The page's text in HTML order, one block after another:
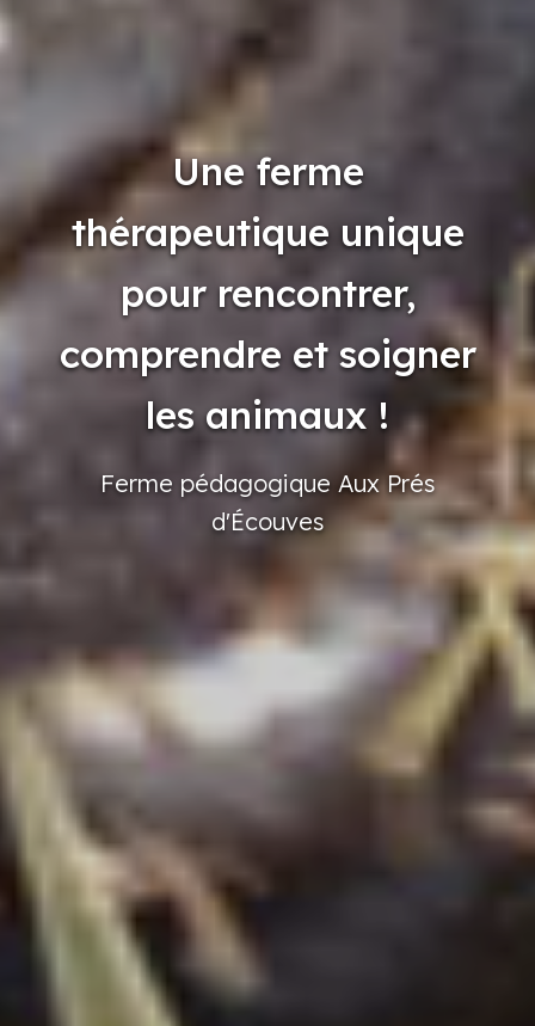
Une ferme
thérapeutique unique
pour rencontrer,
comprendre et soigner
les animaux !
Ferme pédagogique Aux Prés
d'Écouves